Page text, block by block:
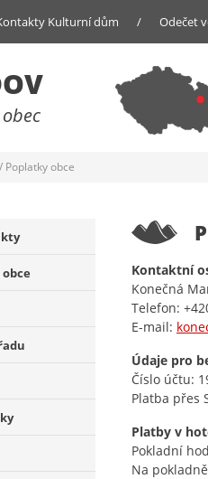
Kulturní dům / Odečet
/ Poplatky obce
Kontaktní
Konečná
Telefon:
E-mail:
Údaje pro
Číslo účtu:
Platba přes
Platby v
Pokladní
Na